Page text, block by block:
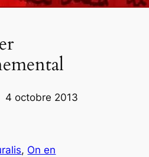
4 octobre 2013
, On en